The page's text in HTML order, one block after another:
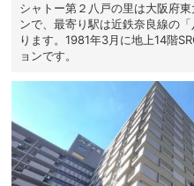
シャトー第２八戸の里は大阪府
ンで、最寄り駅は近鉄奈良線の
ります。1981年3月に地上14階
ョンです。